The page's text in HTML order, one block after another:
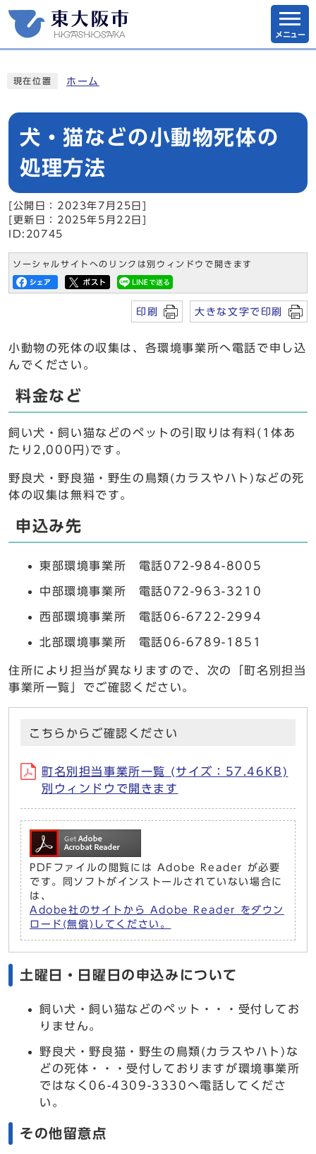
メニュー
現在位置 ホーム
犬・猫などの小動物死体の
処理方法
[公開日：2023年7月25日]
[更新日：2025年5月22日]
ID:20745
ソーシャルサイトへのリンクは別ウィンドウで開きます
印刷 大きな文字で印刷
小動物の死体の収集は、各環境事業所へ電話で申し込
んでください。
料金など
飼い犬・飼い猫などのペットの引取りは有料(1体あ
たり2,000円)です。
野良犬・野良猫・野生の鳥類(カラスやハト)などの死
体の収集は無料です。
申込み先
東部環境事業所 電話072-984-8005
中部環境事業所 電話072-963-3210
西部環境事業所 電話06-6722-2994
北部環境事業所 電話06-6789-1851
住所により担当が異なりますので、次の「町名別担当
事業所一覧」でご確認ください。
こちらからご確認ください
町名別担当事業所一覧 (サイズ：57.46KB)
別ウィンドウで開きます
PDFファイルの閲覧には Adobe Reader が必要
です。同ソフトがインストールされていない場合に
は、
Adobe社のサイトから Adobe Reader をダウン
ロード(無償)してください。
土曜日・日曜日の申込みについて
飼い犬・飼い猫などのペット・・・受付してお
りません。
野良犬・野良猫・野生の鳥類(カラスやハト)な
どの死体・・・受付しておりますが環境事業所
ではなく06-4309-3330へ電話してくださ
い。
その他留意点